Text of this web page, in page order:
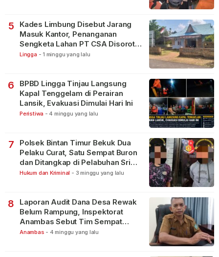
5
Kades Limbung Disebut Jarang
Masuk Kantor, Penanganan
Sengketa Lahan PT CSA Disorot
Warga
Lingga - 1 minggu yang lalu
6
BPBD Lingga Tinjau Langsung
Kapal Tenggelam di Perairan
Lansik, Evakuasi Dimulai Hari Ini
Peristiwa - 4 minggu yang lalu
7
Polsek Bintan Timur Bekuk Dua
Pelaku Curat, Satu Sempat Buron
dan Ditangkap di Pelabuhan Sri
Bintan Pura
Hukum dan Kriminal - 3 minggu yang lalu
8
Laporan Audit Dana Desa Rewak
Belum Rampung, Inspektorat
Anambas Sebut Tim Sempat
Terbagi Tangani Kasus Lain
Anambas - 4 minggu yang lalu